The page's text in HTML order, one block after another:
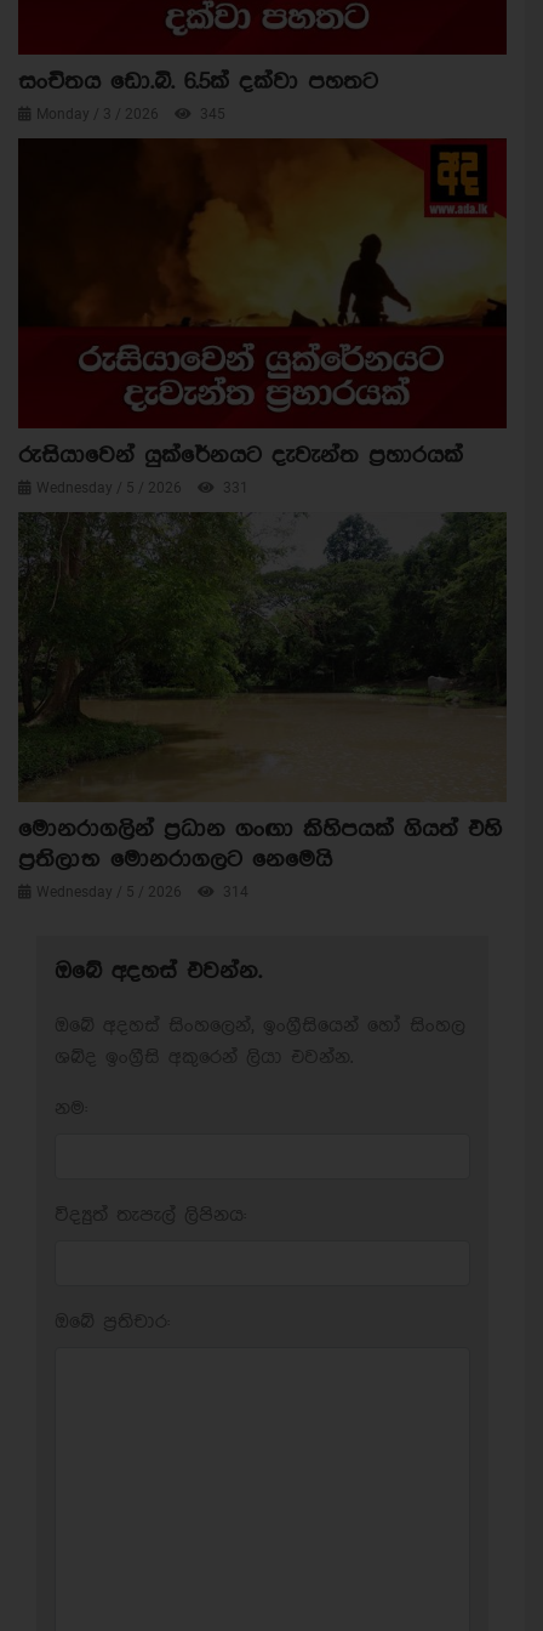
සංචිතය ඩො.බි. 6.5ක් දක්වා පහතට
Monday / 3 / 2026 345
රුසියාවෙන් යුක්රේනයට දැවැන්ත ප්‍රහාරයක්
Wednesday / 5 / 2026 331
මොනරාගලින් ප්‍රධාන ගංඟා කිහිපයක් ගියත් එහි
ප්‍රතිලාභ මොනරාගලට නෙමෙයි
Wednesday / 5 / 2026 314
ඔබේ අදහස් එවන්න.